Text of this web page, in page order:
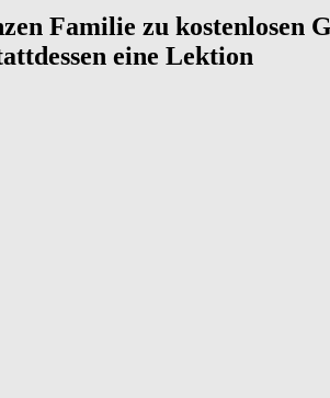
Familie zu kostenlosen
eine Lektion